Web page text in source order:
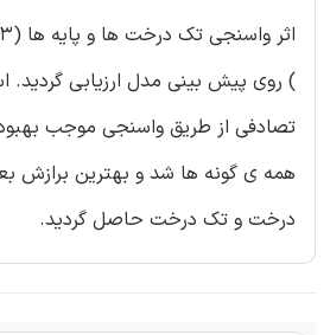
) روی پیش بینی مدل ارزیابی گردید.
تصادفی از طریق واسنجی موجب
درخت و تک درخت حاصل گردید.